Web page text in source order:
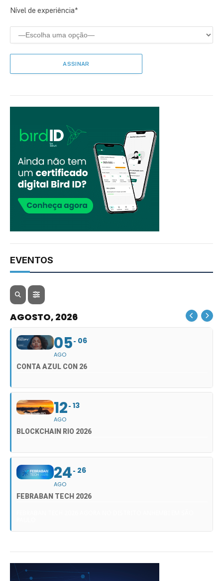
Nível de experiência*
EVENTOS
AGOSTO, 2026
05
AGO
06
CONTA AZUL CON 26
12
AGO
13
BLOCKCHAIN RIO 2026
24
AGO
26
FEBRABAN TECH 2026